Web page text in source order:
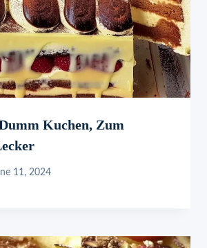
Kuchen, Zum
11, 2024